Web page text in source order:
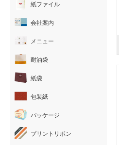
紙ファイル
会社案内
メニュー
耐油袋
紙袋
包装紙
パッケージ
プリントリボン